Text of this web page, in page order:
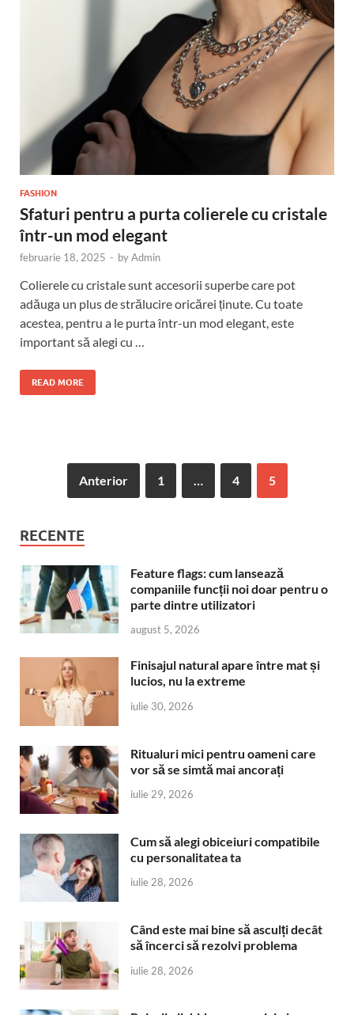
FASHION
Sfaturi pentru a purta colierele cu cristale
într-un mod elegant
februarie 18, 2025 - byAdmin
Colierele cu cristale sunt accesorii superbe care pot
adăuga un plus de strălucire oricărei ținute. Cu toate
acestea, pentru a le purta într-un mod elegant, este
important să alegi cu …
READ MORE
Anterior 1 4 5
RECENTE
Feature flags: cum lansează
companiile funcții noi doar pentru o
parte dintre utilizatori
august 5, 2026
Finisajul natural apare între mat și
lucios, nu la extreme
iulie 30, 2026
Ritualuri mici pentru oameni care
vor să se simtă mai ancorați
iulie 29, 2026
Cum să alegi obiceiuri compatibile
cu personalitatea ta
iulie 28, 2026
Când este mai bine să asculți decât
să încerci să rezolvi problema
iulie 28, 2026